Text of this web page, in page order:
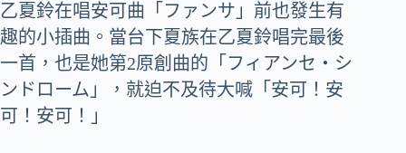
乙夏鈴在唱安可曲「ファンサ」前也發生有
趣的小插曲。當台下夏族在乙夏鈴唱完最後
一首，也是她第2原創曲的「フィアンセ・シ
ンドローム」，就迫不及待大喊「安可！安
可！安可！」